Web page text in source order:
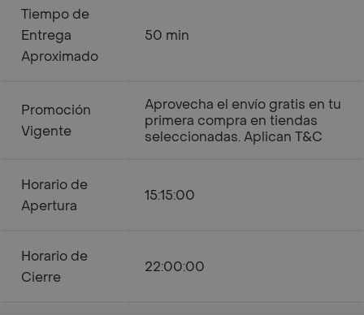
Tiempo de
Entrega
Aproximado
50 min
Promoción
Vigente
Aprovecha el envío gratis en tu
primera compra en tiendas
seleccionadas. Aplican T&C
Horario de
Apertura
15:15:00
Horario de
Cierre
22:00:00